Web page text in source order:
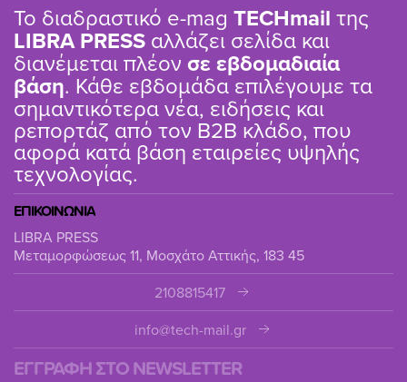
Το διαδραστικό e-mag TΕCHmail της
LIBRA PRESS αλλάζει σελίδα και
διανέμεται πλέον σε εβδομαδιαία
βάση. Κάθε εβδομάδα επιλέγουμε τα
σημαντικότερα νέα, ειδήσεις και
ρεπορτάζ από τον B2B κλάδο, που
αφορά κατά βάση εταιρείες υψηλής
τεχνολογίας.
ΕΠΙΚΟΙΝΩΝΙΑ
LIBRA PRESS
Μεταμορφώσεως 11, Μοσχάτο Αττικής, 183 45
2108815417
info@tech-mail.gr
ΕΓΓΡΑΦΗ ΣΤΟ NEWSLETTER